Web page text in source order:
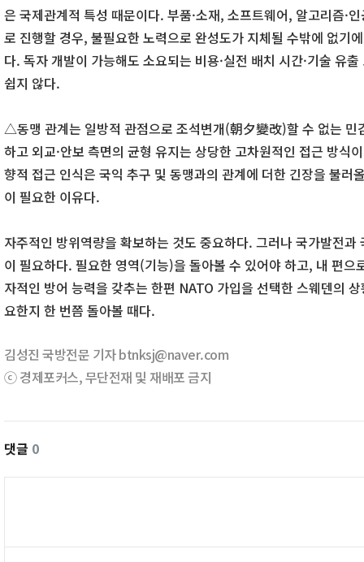
은 국제관계적 특성 때문이다. 부품·소재, 소프트웨어, 알고리즘·
로 진행할 경우, 불필요한 노력으로 완성도가 지체될 수밖에 없기
다. 독자 개발이 가능해도 소요되는 비용·실전 배치 시간·기술 유
쉽지 않다.
△동맹 관계는 일방적 관점으로 조석변개(朝夕變改)할 수 없는 민
하고 외교·안보 측면의 균형 유지는 상당한 고차원적인 접근 방식
향적 접근 인식은 국익 추구 및 동맹과의 관계에 더한 긴장을 불러
이 필요한 이유다.
자주적인 방위역량을 확보하는 것도 중요하다. 그러나 국가발전
이 필요하다. 필요한 영역(기능)을 돌아볼 수 있어야 하고, 내 편
자적인 방어 능력을 갖추는 한편 NATO 가입을 선택한 스웨덴의
요한지 한 번쯤 돌아볼 때다.
김성진 국방전문 기자 btnksj@naver.com
ⓒ 경제포커스, 무단전재 및 재배포 금지
댓글 0